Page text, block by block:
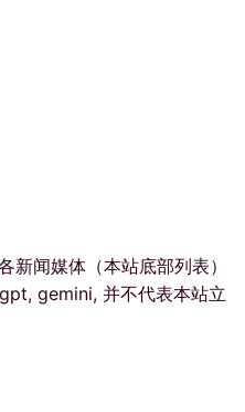
新闻媒体（本站底部列表）
gemini, 并不代表本站立